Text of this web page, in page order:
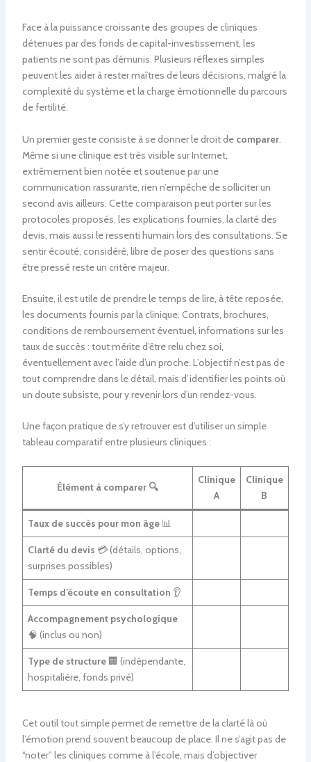
Face à la puissance croissante des groupes de cliniques
détenues par des fonds de capital-investissement, les
patients ne sont pas démunis. Plusieurs réflexes simples
peuvent les aider à rester maîtres de leurs décisions, malgré la
complexité du système et la charge émotionnelle du parcours
de fertilité.
Un premier geste consiste à se donner le droit de comparer.
Même si une clinique est très visible sur Internet,
extrêmement bien notée et soutenue par une
communication rassurante, rien n’empêche de solliciter un
second avis ailleurs. Cette comparaison peut porter sur les
protocoles proposés, les explications fournies, la clarté des
devis, mais aussi le ressenti humain lors des consultations. Se
sentir écouté, considéré, libre de poser des questions sans
être pressé reste un critère majeur.
Ensuite, il est utile de prendre le temps de lire, à tête reposée,
les documents fournis par la clinique. Contrats, brochures,
conditions de remboursement éventuel, informations sur les
taux de succès : tout mérite d’être relu chez soi,
éventuellement avec l’aide d’un proche. L’objectif n’est pas de
tout comprendre dans le détail, mais d’identifier les points où
un doute subsiste, pour y revenir lors d’un rendez-vous.
Une façon pratique de s’y retrouver est d’utiliser un simple
tableau comparatif entre plusieurs cliniques :
Élément à comparer 🔍
Clinique
A
Clinique
B
Taux de succès pour mon âge📊
Clarté du devis 💳 (détails, options,
surprises possibles)
Temps d’écoute en consultation 👂
Accompagnement psychologique
🧠 (inclus ou non)
Type de structure🏢 (indépendante,
hospitalière, fonds privé)
Cet outil tout simple permet de remettre de la clarté là où
l’émotion prend souvent beaucoup de place. Il ne s’agit pas de
“noter” les cliniques comme à l’école, mais d’objectiver